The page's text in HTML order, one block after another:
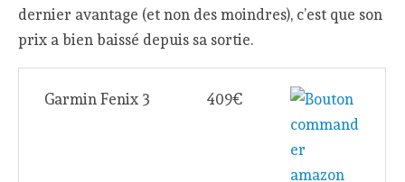
dernier avantage (et non des moindres), c’est que son
prix a bien baissé depuis sa sortie.
Garmin Fenix 3 409€